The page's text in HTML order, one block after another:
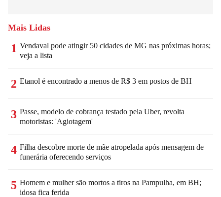
Mais Lidas
1 Vendaval pode atingir 50 cidades de MG nas próximas horas;
veja a lista
2 Etanol é encontrado a menos de R$ 3 em postos de BH
3 Passe, modelo de cobrança testado pela Uber, revolta
motoristas: 'Agiotagem'
4 Filha descobre morte de mãe atropelada após mensagem de
funerária oferecendo serviços
5 Homem e mulher são mortos a tiros na Pampulha, em BH;
idosa fica ferida